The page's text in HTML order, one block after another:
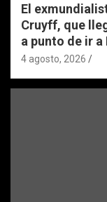
El
Cruyff, que
a punto de ir a
4 agosto, 2026